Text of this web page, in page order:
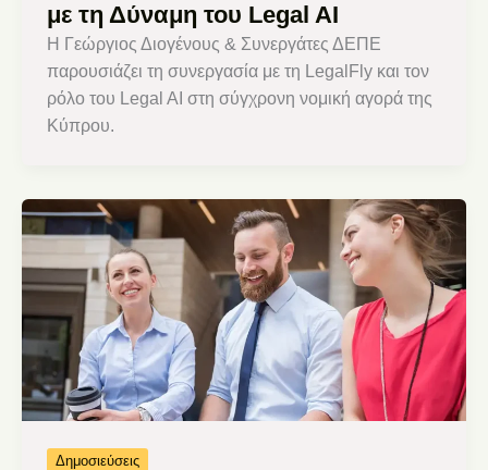
με τη Δύναμη του Legal AI
Η Γεώργιος Διογένους & Συνεργάτες ΔΕΠΕ
παρουσιάζει τη συνεργασία με τη LegalFly και τον
ρόλο του Legal AI στη σύγχρονη νομική αγορά της
Κύπρου.
Δημοσιεύσεις